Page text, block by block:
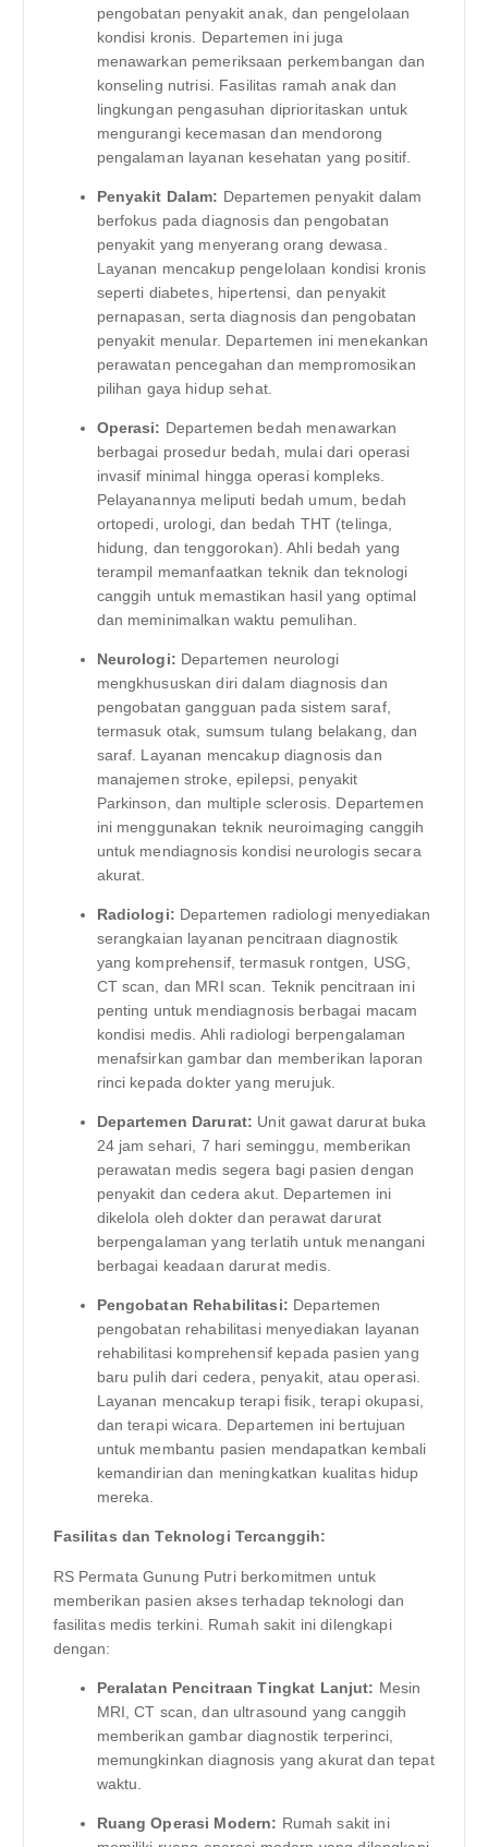
pengobatan penyakit anak, dan pengelolaan
kondisi kronis. Departemen ini juga
menawarkan pemeriksaan perkembangan dan
konseling nutrisi. Fasilitas ramah anak dan
lingkungan pengasuhan diprioritaskan untuk
mengurangi kecemasan dan mendorong
pengalaman layanan kesehatan yang positif.
Penyakit Dalam: Departemen penyakit dalam
berfokus pada diagnosis dan pengobatan
penyakit yang menyerang orang dewasa.
Layanan mencakup pengelolaan kondisi kronis
seperti diabetes, hipertensi, dan penyakit
pernapasan, serta diagnosis dan pengobatan
penyakit menular. Departemen ini menekankan
perawatan pencegahan dan mempromosikan
pilihan gaya hidup sehat.
Operasi: Departemen bedah menawarkan
berbagai prosedur bedah, mulai dari operasi
invasif minimal hingga operasi kompleks.
Pelayanannya meliputi bedah umum, bedah
ortopedi, urologi, dan bedah THT (telinga,
hidung, dan tenggorokan). Ahli bedah yang
terampil memanfaatkan teknik dan teknologi
canggih untuk memastikan hasil yang optimal
dan meminimalkan waktu pemulihan.
Neurologi: Departemen neurologi
mengkhususkan diri dalam diagnosis dan
pengobatan gangguan pada sistem saraf,
termasuk otak, sumsum tulang belakang, dan
saraf. Layanan mencakup diagnosis dan
manajemen stroke, epilepsi, penyakit
Parkinson, dan multiple sclerosis. Departemen
ini menggunakan teknik neuroimaging canggih
untuk mendiagnosis kondisi neurologis secara
akurat.
Radiologi: Departemen radiologi menyediakan
serangkaian layanan pencitraan diagnostik
yang komprehensif, termasuk rontgen, USG,
CT scan, dan MRI scan. Teknik pencitraan ini
penting untuk mendiagnosis berbagai macam
kondisi medis. Ahli radiologi berpengalaman
menafsirkan gambar dan memberikan laporan
rinci kepada dokter yang merujuk.
Departemen Darurat: Unit gawat darurat buka
24 jam sehari, 7 hari seminggu, memberikan
perawatan medis segera bagi pasien dengan
penyakit dan cedera akut. Departemen ini
dikelola oleh dokter dan perawat darurat
berpengalaman yang terlatih untuk menangani
berbagai keadaan darurat medis.
Pengobatan Rehabilitasi: Departemen
pengobatan rehabilitasi menyediakan layanan
rehabilitasi komprehensif kepada pasien yang
baru pulih dari cedera, penyakit, atau operasi.
Layanan mencakup terapi fisik, terapi okupasi,
dan terapi wicara. Departemen ini bertujuan
untuk membantu pasien mendapatkan kembali
kemandirian dan meningkatkan kualitas hidup
mereka.
Fasilitas dan Teknologi Tercanggih:
RS Permata Gunung Putri berkomitmen untuk
memberikan pasien akses terhadap teknologi dan
fasilitas medis terkini. Rumah sakit ini dilengkapi
dengan:
Peralatan Pencitraan Tingkat Lanjut: Mesin
MRI, CT scan, dan ultrasound yang canggih
memberikan gambar diagnostik terperinci,
memungkinkan diagnosis yang akurat dan tepat
waktu.
Ruang Operasi Modern: Rumah sakit ini